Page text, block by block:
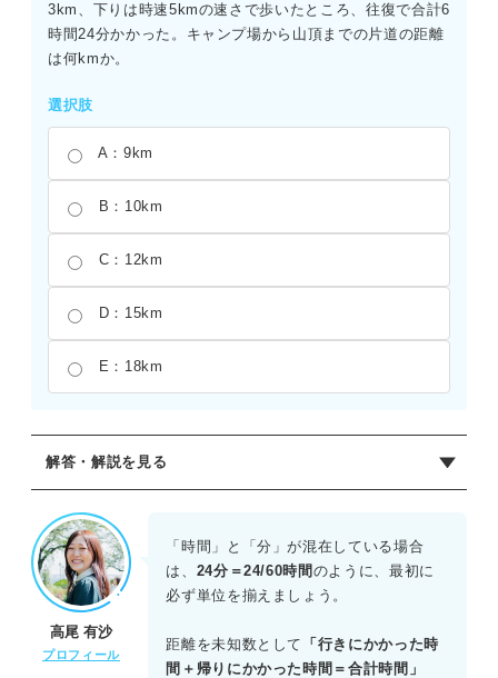
3km、下りは時速5kmの速さで歩いたところ、往復で合計6
時間24分かかった。キャンプ場から山頂までの片道の距離
は何kmか。
選択肢
A：9km
B：10km
C：12km
D：15km
E：18km
解答・解説を見る
正解：C
まず、時間の単位を時間に統一する。6時間24分は6.4時間
である。片道の距離をd[km]とすると、方程式はd/3＋d/5＝
6.4となる。両辺に15をかけると、5d＋3d＝96となり、8d
＝96よりd＝12[km]が求まる。分を時間に直すとき、24/60
を0.4と正確に計算できるかどうかが正解の鍵となる。
高尾 有沙
プロフィール
「時間」と「分」が混在している場合
は、 24分＝24/60時間 のように、最初に
必ず単位を揃えましょう。
距離を未知数として 「行きにかかった時
間＋帰りにかかった時間＝合計時間」